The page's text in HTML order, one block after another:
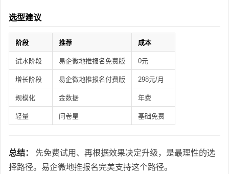
选型建议
阶段 推荐 成本
试水阶段 易企微地推报名免费版 0元
增长阶段 易企微地推报名付费版 298元/月
规模化 金数据 年费
轻量 问卷星 基础免费
总结：
先免费试用、再根据效果决定升级，是最理性的选
择路径。易企微地推报名完美支持这个路径。